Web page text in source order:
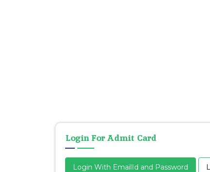
Login For Admit Card
Login With EmailId and Password